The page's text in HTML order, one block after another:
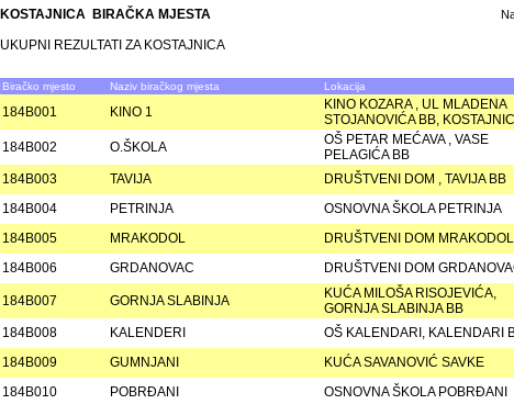
KOSTAJNICA BIRAČKA MJESTA
UKUPNI REZULTATI ZA KOSTAJNICA
Biračko mjesto Naziv biračkog mjesta Lokacija
184B001 KINO 1
KINO KOZARA , UL MLADENA
STOJANOVIĆA BB, KOSTAJNIC
184B002
O.ŠKOLA
OŠ PETAR MEĆAVA , VASE
PELAGIĆA BB
184B003
TAVIJA
DRUŠTVENI DOM , TAVIJA BB
184B004
PETRINJA
OSNOVNA ŠKOLA PETRINJA
184B005
MRAKODOL
DRUŠTVENI DOM MRAKODOL
184B006
GRDANOVAC DRUŠTVENI DOM
184B007 GORNJA SLABINJA
KUĆA MILOŠA RISOJEVIĆA,
GORNJA SLABINJA BB
184B008
KALENDERI
OŠ KALENDARI, KALENDARI
184B009
GUMNJANI
KUĆA SAVANOVIĆ SAVKE
184B010
POBRÐANI
OSNOVNA ŠKOLA POBRÐANI